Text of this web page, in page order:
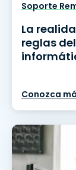
Soporte
La
reglas
Conozca